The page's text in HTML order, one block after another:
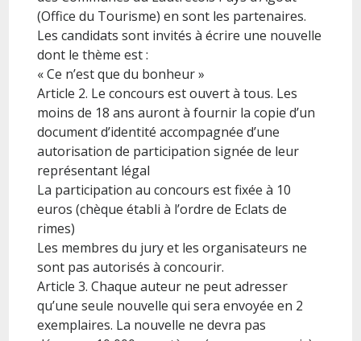
(Office du Tourisme) en sont les partenaires.
Les candidats sont invités à écrire une nouvelle
dont le thème est :
« Ce n’est que du bonheur »
Article 2. Le concours est ouvert à tous. Les
moins de 18 ans auront à fournir la copie d’un
document d’identité accompagnée d’une
autorisation de participation signée de leur
représentant légal
La participation au concours est fixée à 10
euros (chèque établi à l’ordre de Eclats de
rimes)
Les membres du jury et les organisateurs ne
sont pas autorisés à concourir.
Article 3. Chaque auteur ne peut adresser
qu’une seule nouvelle qui sera envoyée en 2
exemplaires. La nouvelle ne devra pas